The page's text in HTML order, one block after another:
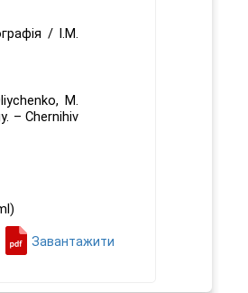
/ І.М.
M.
– Chernihiv
Завантажити